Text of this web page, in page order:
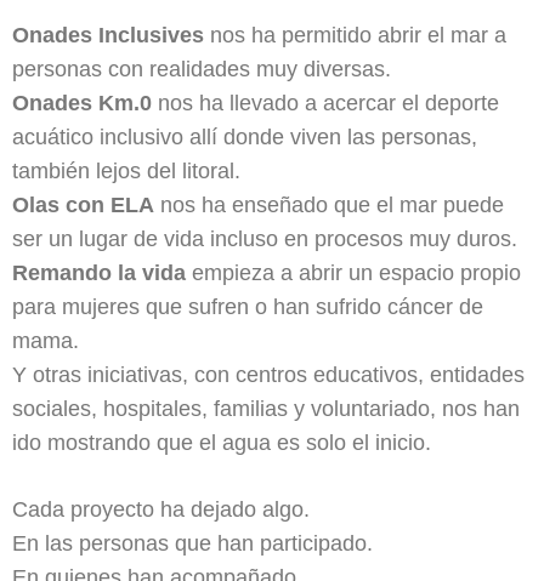
Onades Inclusives nos ha permitido abrir el mar a
personas con realidades muy diversas.
Onades Km.0 nos ha llevado a acercar el deporte
acuático inclusivo allí donde viven las personas,
también lejos del litoral.
Olas con ELA nos ha enseñado que el mar puede
ser un lugar de vida incluso en procesos muy duros.
Remando la vida empieza a abrir un espacio propio
para mujeres que sufren o han sufrido cáncer de
mama.
Y otras iniciativas, con centros educativos, entidades
sociales, hospitales, familias y voluntariado, nos han
ido mostrando que el agua es solo el inicio.
Cada proyecto ha dejado algo.
En las personas que han participado.